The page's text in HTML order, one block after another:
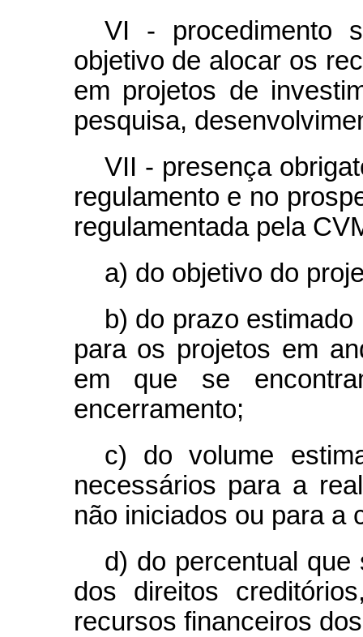
VI - procedimento
objetivo de alocar os
em projetos de
pesquisa,
VII - presença
regulamento e no
regulamentada pela
a) do objetivo do
b) do prazo
para os projetos em
em que se
encerramento;
c) do volume
necessários para a
não iniciados ou para a
d) do percentual
dos direitos
recursos financeiros